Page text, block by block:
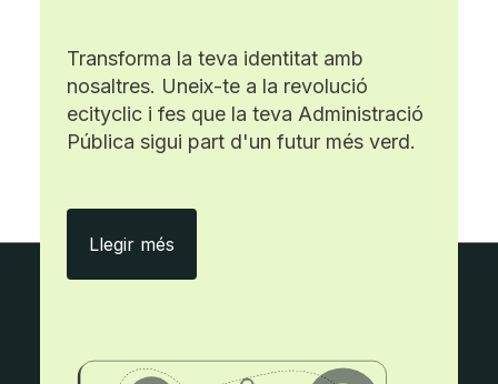
Transforma la teva identitat amb
nosaltres. Uneix-te a la revolució
ecityclic i fes que la teva Administració
Pública sigui part d'un futur més verd.
Llegir més Amb ecityclic, menys paper i més